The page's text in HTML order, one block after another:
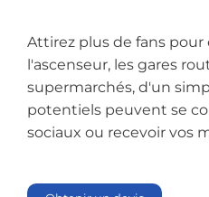
Attirez plus de fans pour
l'ascenseur, les gares
supermarchés, d'un
potentiels peuvent se
sociaux ou recevoir vos